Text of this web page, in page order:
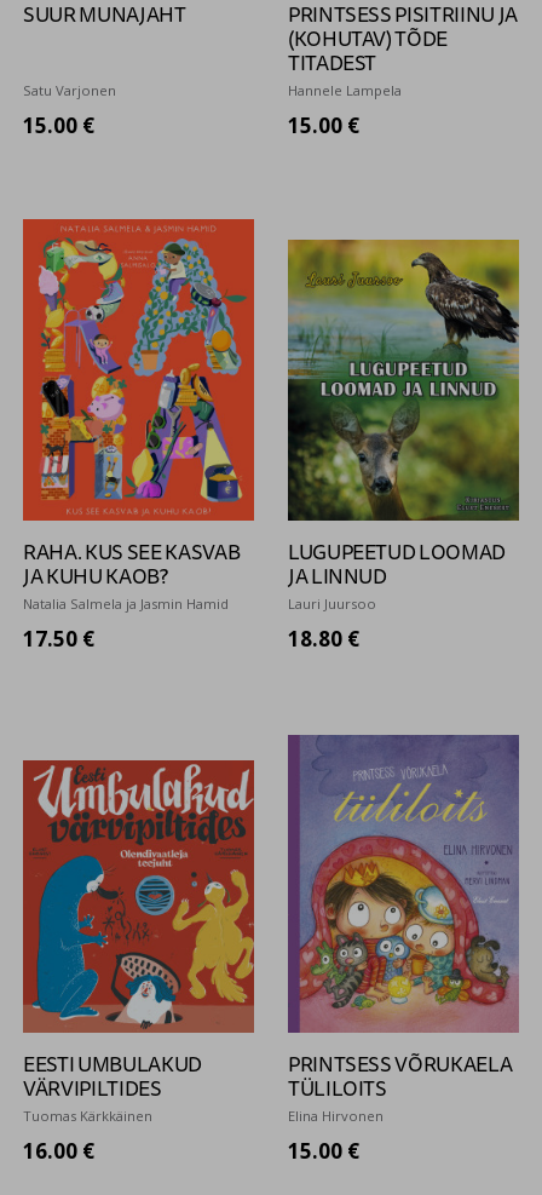
SUUR MUNAJAHT
Satu Varjonen
15.00 €
PRINTSESS PISITRIINU JA
(KOHUTAV) TÕDE
TITADEST
Hannele Lampela
15.00 €
RAHA. KUS SEE KASVAB
JA KUHU KAOB?
Natalia Salmela ja Jasmin Hamid
17.50 €
LUGUPEETUD LOOMAD
JA LINNUD
Lauri Juursoo
18.80 €
EESTI UMBULAKUD
VÄRVIPILTIDES
Tuomas Kärkkäinen
16.00 €
PRINTSESS VÕRUKAELA
TÜLILOITS
Elina Hirvonen
15.00 €